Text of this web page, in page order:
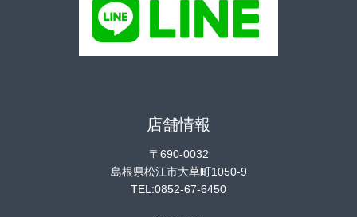
店舗情報
〒690-0032
島根県松江市大草町1050-9
TEL:0852-67-6450